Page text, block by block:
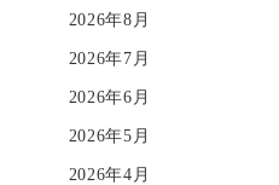
2026年8月
2026年7月
2026年6月
2026年5月
2026年4月